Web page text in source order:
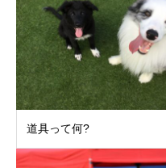
道具って何?